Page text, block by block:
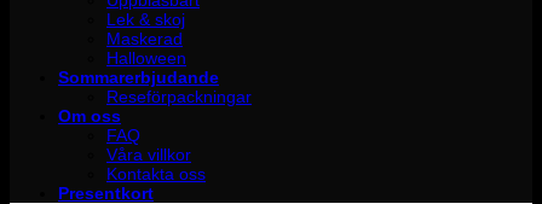
Lek & skoj
Maskerad
Halloween
Sommarerbjudande
Reseförpackningar
Om oss
FAQ
Våra villkor
Kontakta oss
Presentkort